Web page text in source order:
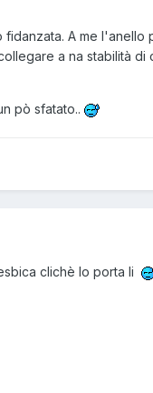
A me l'anello
a na stabilità di
pò sfatato..
clichè lo porta li